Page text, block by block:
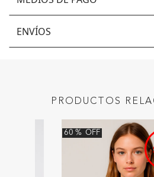
ENVÍOS
PRODUCTOS
60% OFF